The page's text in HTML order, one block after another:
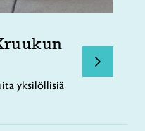
yksilöllisiä